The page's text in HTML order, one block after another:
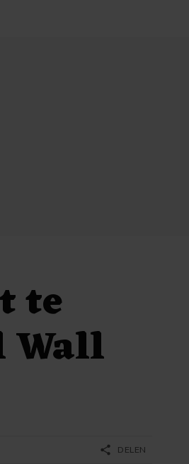
te
Wall
share DELEN